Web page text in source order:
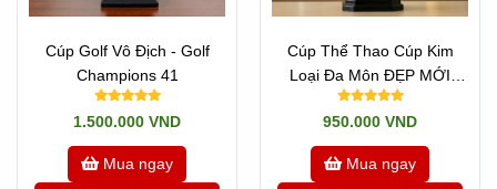
Cúp Golf Vô Địch - Golf
Champions 41
1.500.000 VND
Mua ngay
Cúp Thể Thao Cúp Kim
Loại Đa Môn ĐẸP MỚI
40cm
950.000 VND
Mua ngay